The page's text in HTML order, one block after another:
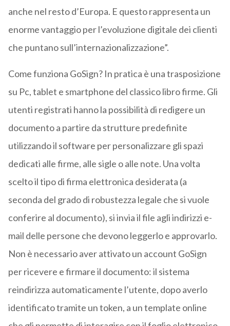
anche nel resto d’Europa. E questo rappresenta un
enorme vantaggio per l’evoluzione digitale dei clienti
che puntano sull’internazionalizzazione”.
Come funziona GoSign? In pratica è una trasposizione
su Pc, tablet e smartphone del classico libro firme. Gli
utenti registrati hanno la possibilità di redigere un
documento a partire da strutture predefinite
utilizzando il software per personalizzare gli spazi
dedicati alle firme, alle sigle o alle note. Una volta
scelto il tipo di firma elettronica desiderata (a
seconda del grado di robustezza legale che si vuole
conferire al documento), si invia il file agli indirizzi e-
mail delle persone che devono leggerlo e approvarlo.
Non è necessario aver attivato un account GoSign
per ricevere e firmare il documento: il sistema
reindirizza automaticamente l’utente, dopo averlo
identificato tramite un token, a un template online